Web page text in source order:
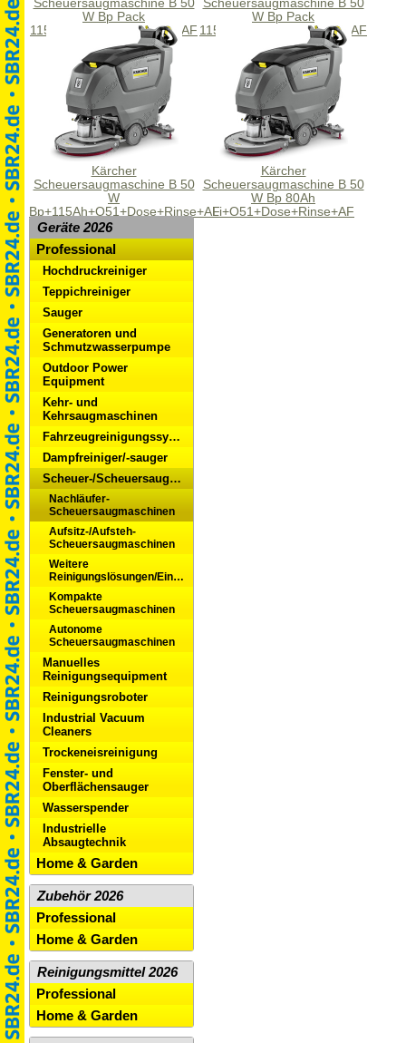
Scheuersaugmaschine B 50
W Bp Pack
115Ah+R55+Dose+Rinse+AF
Scheuersaugmaschine B 50
W Bp Pack
115Ah+D60+Dose+Rinse+AF
Kärcher
Scheuersaugmaschine B 50
W
Bp+115Ah+O51+Dose+Rinse+AF
Kärcher
Scheuersaugmaschine B 50
W Bp 80Ah
Li+O51+Dose+Rinse+AF
Geräte 2026
Professional
Hochdruckreiniger
Teppichreiniger
Sauger
Generatoren und
Schmutzwasserpumpe
Outdoor Power
Equipment
Kehr- und
Kehrsaugmaschinen
Fahrzeugreinigungssysteme
Dampfreiniger/-sauger
Scheuer-/Scheuersaugmaschinen
Nachläufer-
Scheuersaugmaschinen
Aufsitz-/Aufsteh-
Scheuersaugmaschinen
Weitere
Reinigungslösungen/Einscheibenmaschinen
Kompakte
Scheuersaugmaschinen
Autonome
Scheuersaugmaschinen
Manuelles
Reinigungsequipment
Reinigungsroboter
Industrial Vacuum
Cleaners
Trockeneisreinigung
Fenster- und
Oberflächensauger
Wasserspender
Industrielle
Absaugtechnik
Home & Garden
Zubehör 2026
Professional
Home & Garden
Reinigungsmittel 2026
Professional
Home & Garden